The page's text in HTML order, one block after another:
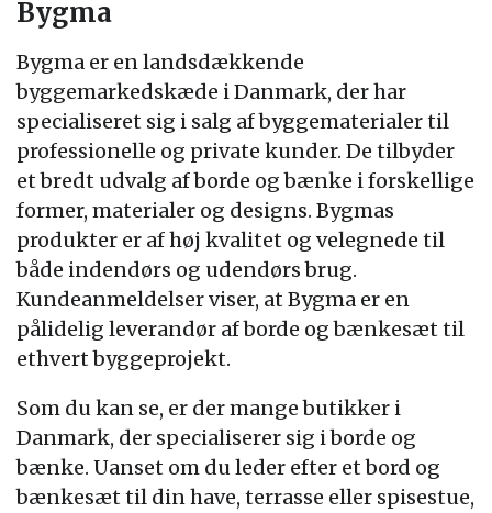
Bygma
Bygma er en landsdækkende
byggemarkedskæde i Danmark, der har
specialiseret sig i salg af byggematerialer til
professionelle og private kunder. De tilbyder
et bredt udvalg af borde og bænke i forskellige
former, materialer og designs. Bygmas
produkter er af høj kvalitet og velegnede til
både indendørs og udendørs brug.
Kundeanmeldelser viser, at Bygma er en
pålidelig leverandør af borde og bænkesæt til
ethvert byggeprojekt.
Som du kan se, er der mange butikker i
Danmark, der specialiserer sig i borde og
bænke. Uanset om du leder efter et bord og
bænkesæt til din have, terrasse eller spisestue,